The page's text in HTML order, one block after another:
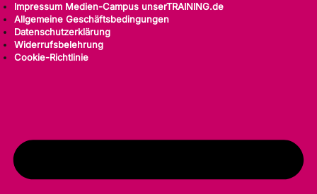
Impressum Medien-Campus unserTRAINING.de
Allgemeine Geschäftsbedingungen
Datenschutzerklärung
Widerrufsbelehrung
Cookie-Richtlinie